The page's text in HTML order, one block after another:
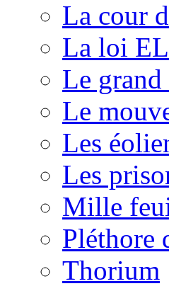
La cour
La loi
Le grand
Le
Les
Les
Mille
Pléthore
Thorium